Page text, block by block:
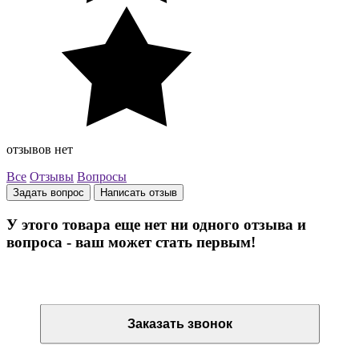
отзывов нет
Все Отзывы Вопросы
Задать вопрос Написать отзыв
У этого товара еще нет ни одного отзыва и
вопроса - ваш может стать первым!
Заказать звонок